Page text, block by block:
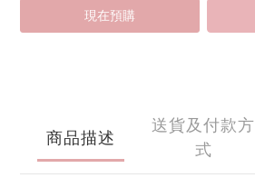
現在預購
商品描述
送貨及付款方
式